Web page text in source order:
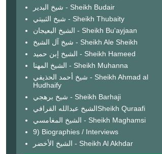
شيخ البدير - Sheikh Budair
شيخ الثبيتي - Sheikh Thubaity
الشيخ البعيجان - Sheikh Bu'ayjaan
شيخ آل الشيخ - Sheikh Ale Sheikh
الشيخ إبن حميد - Sheikh Hameed
الشيخ المهنا - Sheikh Muhanna
شيخ أحمد الحذيفي - Sheikh Ahmad al
Hudhaify
شيخ برهجي - Sheikh Barhaji
الشيخ عبدالله القرافيSheikh Quraafi
الشيخ المغامسي - Sheikh Maghamsi
9) Biographies / Interviews
الشيخ الأخضر - Sheikh Al Akhdar